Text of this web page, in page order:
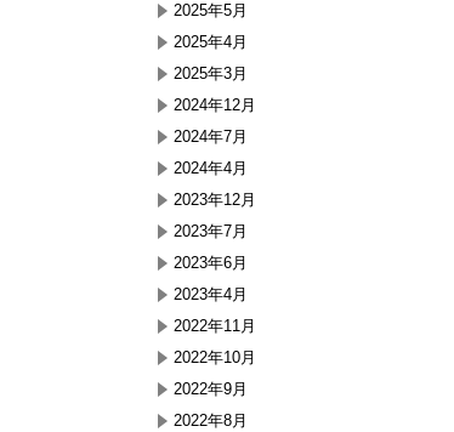
2025年5月
2025年4月
2025年3月
2024年12月
2024年7月
2024年4月
2023年12月
2023年7月
2023年6月
2023年4月
2022年11月
2022年10月
2022年9月
2022年8月